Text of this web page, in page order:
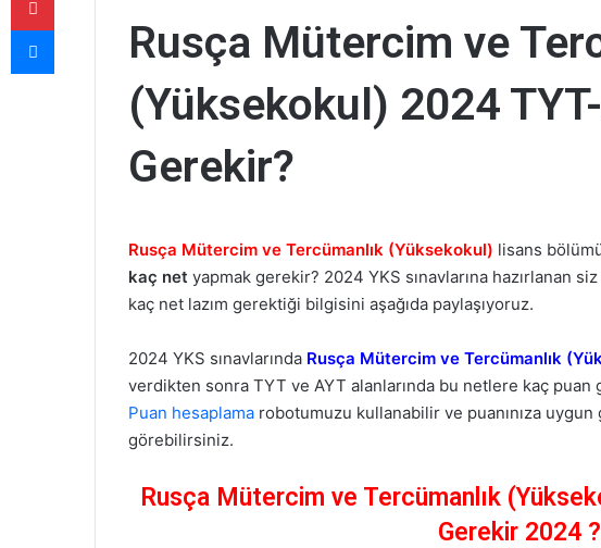
Rusça Mütercim ve
(Yüksekokul) 2024
Gerekir?
Rusça Mütercim ve Tercümanlık (Yüksekokul) lisans
kaç net yapmak gerekir? 2024 YKS sınavlarına hazırlanan
kaç net lazım gerektiği bilgisini aşağıda paylaşıyoruz.
2024 YKS sınavlarında Rusça Mütercim ve Tercümanlık
verdikten sonra TYT ve AYT alanlarında bu netlere kaç
Puan hesaplama robotumuzu kullanabilir ve puanınıza
görebilirsiniz.
Rusça Mütercim ve Tercümanlık
Gerekir 2024 ?